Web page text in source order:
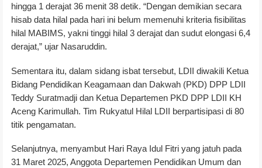
hingga 1 derajat 36 menit 38 detik. “Dengan demikian secara
hisab data hilal pada hari ini belum memenuhi kriteria fisibilitas
hilal MABIMS, yakni tinggi hilal 3 derajat dan sudut elongasi 6,4
derajat,” ujar Nasaruddin.
Sementara itu, dalam sidang isbat tersebut, LDII diwakili Ketua
Bidang Pendidikan Keagamaan dan Dakwah (PKD) DPP LDII
Teddy Suratmadji dan Ketua Departemen PKD DPP LDII KH
Aceng Karimullah. Tim Rukyatul Hilal LDII berpartisipasi di 80
titik pengamatan.
Selanjutnya, menyambut Hari Raya Idul Fitri yang jatuh pada
31 Maret 2025, Anggota Departemen Pendidikan Umum dan